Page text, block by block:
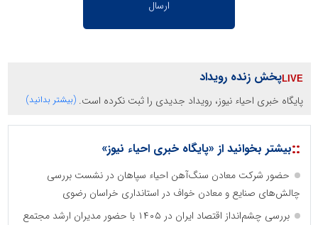
پخش زنده رویداد
پایگاه خبری احیاء نیوز، رویداد جدیدی را ثبت نکرده است. (بیشتر بدانید)
::بیشتر بخوانید از «پایگاه خبری احیاء نیوز»
حضور شرکت معادن سنگ‌آهن احیاء سپاهان در نشست بررسی
چالش‌های صنایع و معادن خواف در استانداری خراسان رضوی
بررسی چشم‌انداز اقتصاد ایران در ۱۴۰۵ با حضور مدیران ارشد مجتمع